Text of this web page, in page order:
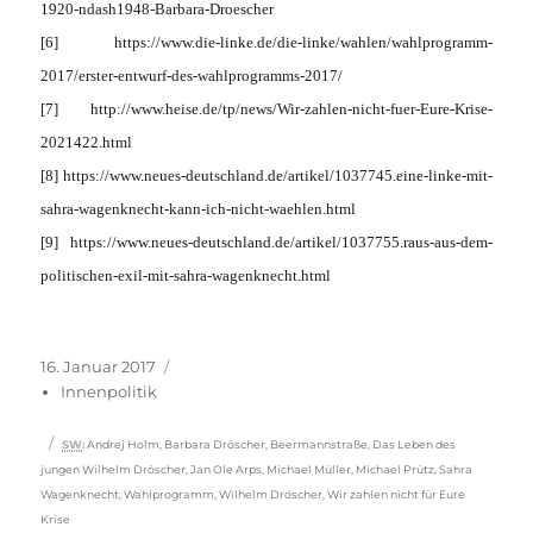
1920-ndash1948-Barbara-Droescher
[6] https://www.die-linke.de/die-linke/wahlen/wahlprogramm-
2017/erster-entwurf-des-wahlprogramms-2017/
[7] http://www.heise.de/tp/news/Wir-zahlen-nicht-fuer-Eure-Krise-
2021422.html
[8] https://www.neues-deutschland.de/artikel/1037745.eine-linke-mit-
sahra-wagenknecht-kann-ich-nicht-waehlen.html
[9] https://www.neues-deutschland.de/artikel/1037755.raus-aus-dem-
politischen-exil-mit-sahra-wagenknecht.html
Veröffentlicht
am
16. Januar 2017
Innenpolitik
Schlagwörter
SW: Andrej Holm, Barbara Dröscher, Beermannstraße, Das Leben des
jungen Wilhelm Dröscher,Jan Ole Arps, Michael Müller, Michael Prütz,Sahra
Wagenknecht,Wahlprogramm,Wilhelm Dröscher,Wir zahlen nicht für Eure
Krise